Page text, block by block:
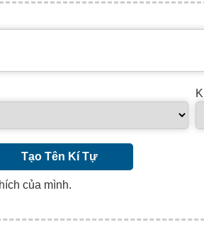
Tạo Tên Kí Tự
của mình.